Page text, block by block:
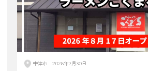
中津市 2026年7月30日